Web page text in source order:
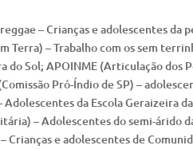
– Crianças e adolescentes da
Terra) – Trabalho com os sem
do Sol; APOINME (Articulação dos
Pró-Índio de SP) –
da Escola Geraizeira
– Adolescentes do semi-árido
Crianças e adolescentes de